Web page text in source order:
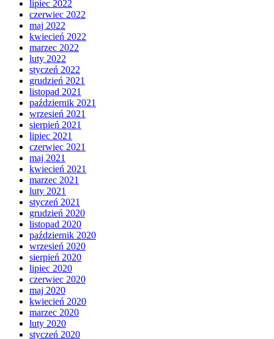
lipiec 2022
czerwiec 2022
maj 2022
kwiecień 2022
marzec 2022
luty 2022
styczeń 2022
grudzień 2021
listopad 2021
październik 2021
wrzesień 2021
sierpień 2021
lipiec 2021
czerwiec 2021
maj 2021
kwiecień 2021
marzec 2021
luty 2021
styczeń 2021
grudzień 2020
listopad 2020
październik 2020
wrzesień 2020
sierpień 2020
lipiec 2020
czerwiec 2020
maj 2020
kwiecień 2020
marzec 2020
luty 2020
styczeń 2020